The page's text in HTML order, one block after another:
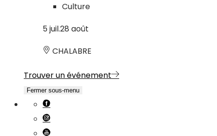
Culture
5 juil.28 août
CHALABRE
Trouver un événement
Fermer sous-menu